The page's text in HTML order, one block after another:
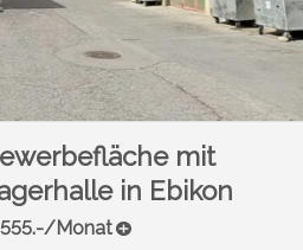
mit
in Ebikon
Monat